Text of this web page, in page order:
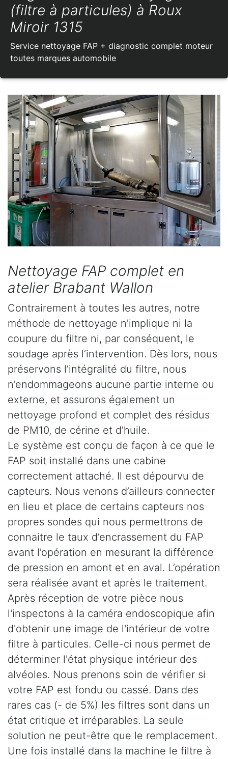
(filtre à particules) à Roux
Miroir 1315
Service nettoyage FAP + diagnostic complet moteur
toutes marques automobile
Nettoyage FAP complet en
atelier Brabant Wallon
Contrairement à toutes les autres, notre
méthode de nettoyage n’implique ni la
coupure du filtre ni, par conséquent, le
soudage après l’intervention. Dès lors, nous
préservons l’intégralité du filtre, nous
n’endommageons aucune partie interne ou
externe, et assurons également un
nettoyage profond et complet des résidus
de PM10, de cérine et d’huile.
Le système est conçu de façon à ce que le
FAP soit installé dans une cabine
correctement attaché. Il est dépourvu de
capteurs. Nous venons d’ailleurs connecter
en lieu et place de certains capteurs nos
propres sondes qui nous permettrons de
connaitre le taux d’encrassement du FAP
avant l’opération en mesurant la différence
de pression en amont et en aval. L’opération
sera réalisée avant et après le traitement.
Après réception de votre pièce nous
l'inspectons à la caméra endoscopique afin
d'obtenir une image de l'intérieur de votre
filtre à particules. Celle-ci nous permet de
déterminer l'état physique intérieur des
alvéoles. Nous prenons soin de vérifier si
votre FAP est fondu ou cassé. Dans des
rares cas (- de 5%) les filtres sont dans un
état critique et irréparables. La seule
solution ne peut-être que le remplacement.
Une fois installé dans la machine le filtre à